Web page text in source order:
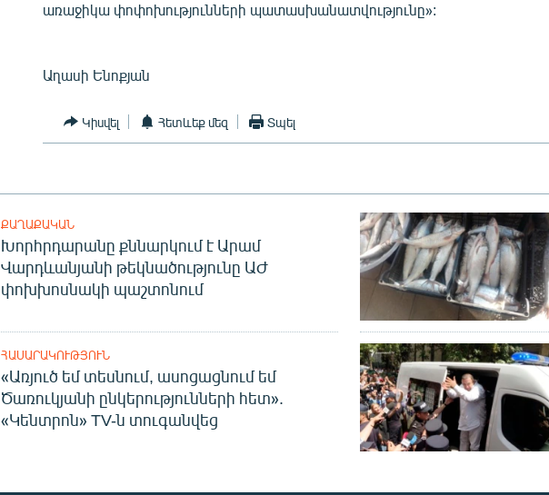
առաջիկա փոփոխությունների պատասխանատվությունը»:
Աղասի Ենոքյան
Կիսվել Հետևեք մեզ Տպել
ՔԱՂԱՔԱԿԱՆ
Խորհրդարանը քննարկում է Արամ
Վարդևանյանի թեկնածությունը ԱԺ
փոխխոսնակի պաշտոնում
ՀԱՍԱՐԱԿՈՒԹՅՈՒՆ
«Առյուծ եմ տեսնում, ասոցացնում եմ
Ծառուկյանի ընկերությունների հետ».
«Կենտրոն» TV-ն տուգանվեց